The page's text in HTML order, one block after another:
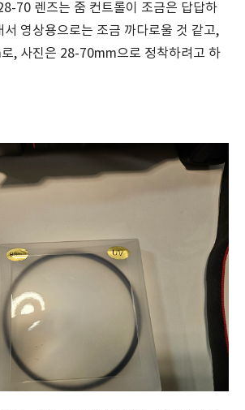
70 렌즈는 줌 컨트롤이 조금은 답답하
서 영상용으로는 조금 까다로울 것 같고,
, 사진은 28-70mm으로 정착하려고 하